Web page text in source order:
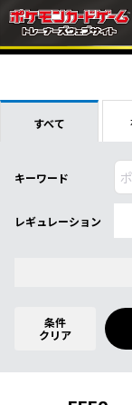
すべて
キーワード
レギュレーション
商品名
イラストレーター
条件
クリア